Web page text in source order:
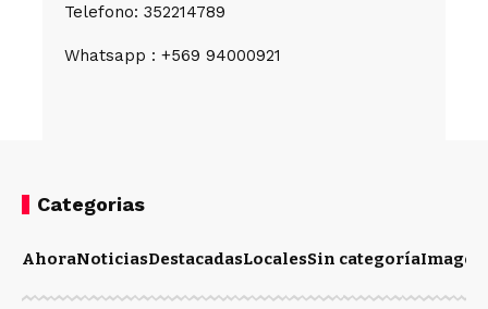
Telefono: 352214789
Whatsapp : +569 94000921
Categorias
AhoraNoticiasDestacadasLocalesSin categoríaImagen